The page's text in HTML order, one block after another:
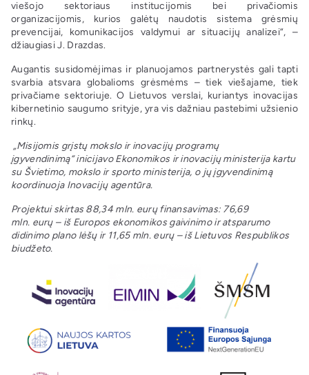
viešojo sektoriaus institucijomis bei privačiomis
organizacijomis, kurios galėtų naudotis sistema grėsmių
prevencijai, komunikacijos valdymui ar situacijų analizei“, –
džiaugiasi J. Drazdas.
Augantis susidomėjimas ir planuojamos partnerystės gali tapti
svarbia atsvara globalioms grėsmėms – tiek viešajame, tiek
privačiame sektoriuje. O Lietuvos verslai, kuriantys inovacijas
kibernetinio saugumo srityje, yra vis dažniau pastebimi užsienio
rinkų.
„Misijomis grįstų mokslo ir inovacijų programų
įgyvendinimą“ inicijavo Ekonomikos ir inovacijų ministerija kartu
su Švietimo, mokslo ir sporto ministerija, o jų įgyvendinimą
koordinuoja Inovacijų agentūra.
Projektui skirtas 88,34 mln. eurų finansavimas: 76,69
mln. eurų – iš Europos ekonomikos gaivinimo ir atsparumo
didinimo plano lėšų ir 11,65 mln. eurų – iš Lietuvos Respublikos
biudžeto.